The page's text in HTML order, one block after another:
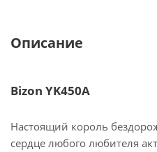
Описание
Bizon YK450A
Настоящий король
сердце любого любителя